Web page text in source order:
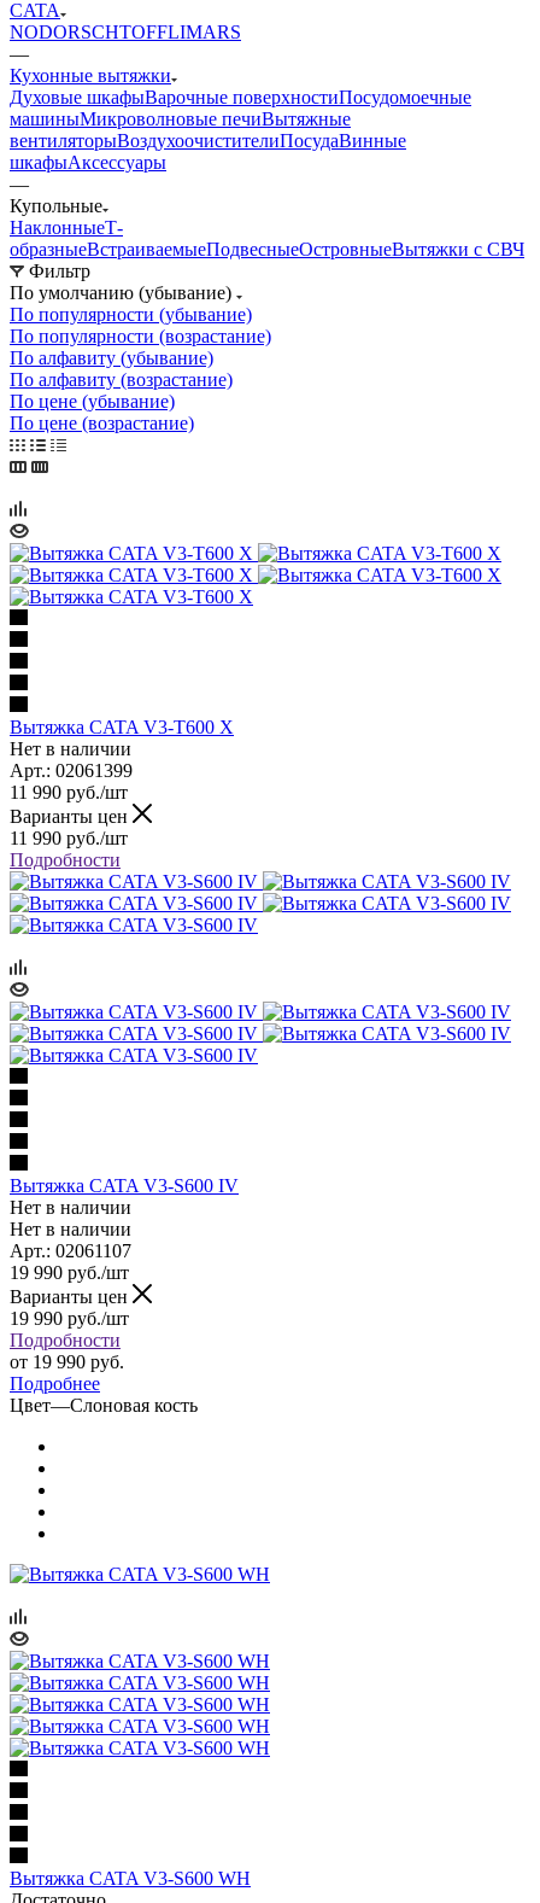
CATA
NODORSCHTOFFLIMARS
—
Кухонные вытяжки
Духовые шкафыВарочные поверхностиПосудомоечные
машиныМикроволновые печиВытяжные
вентиляторыВоздухоочистителиПосудаВинные
шкафыАксессуары
—
Купольные
НаклонныеТ-
образныеВстраиваемыеПодвесныеОстровныеВытяжки с СВЧ
Фильтр
По умолчанию (убывание)
По популярности (убывание)
По популярности (возрастание)
По алфавиту (убывание)
По алфавиту (возрастание)
По цене (убывание)
По цене (возрастание)
Вытяжка CATA V3-T600 X
Нет в наличии
Арт.: 02061399
11 990 руб./шт
Варианты цен
11 990 руб./шт
Подробности
Вытяжка CATA V3-S600 IV
Нет в наличии
Нет в наличии
Арт.: 02061107
19 990 руб./шт
Варианты цен
19 990 руб./шт
Подробности
от 19 990 руб.
Подробнее
Цвет—Слоновая кость
Вытяжка CATA V3-S600 WH